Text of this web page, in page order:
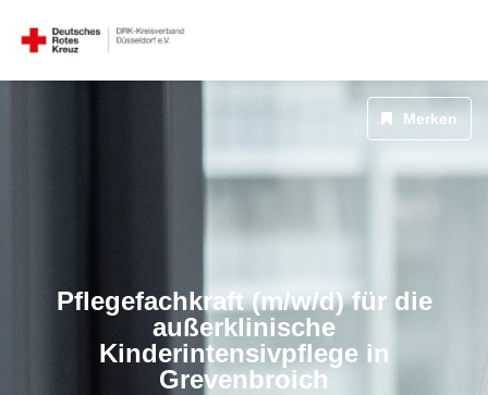
Pflegefachkraft (m/w/d) für die
außerklinische
Kinderintensivpflege in
Grevenbroich
Merken